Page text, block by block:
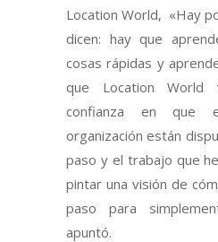
Location World, «Hay
dicen: hay que
cosas rápidas y
que Location World
confianza en que
organización están
paso y el trabajo que
pintar una visión de
paso para
apuntó.